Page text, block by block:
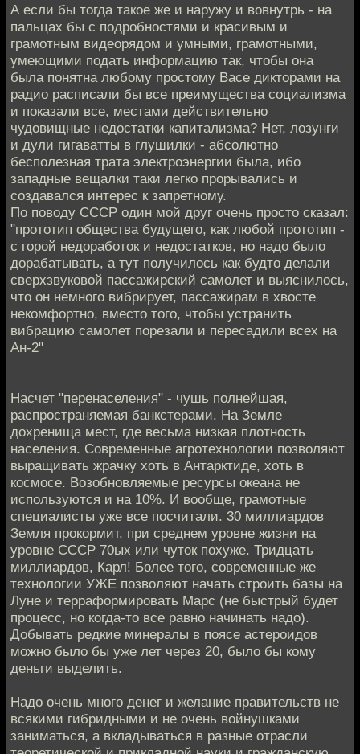
А если бы тогда такое же и наружу и вовнутрь - на
пальцах бы с подробностями и красивым и
грамотным видеорядом и умными, грамотными,
умеющими подать информацию так, чтобы она
была понятна любому простому Васе дикторами на
радио расписали бы все преимущества социализма
и показали все, местами действительно
чудовищные недостатки капитализма? Нет, лозунги
и дули гигаватты в глушилки - абсолютно
бесполезная трата электроэнергии была, ибо
западные вещалки таки легко прорывались и
создавался интерес к запретному.
По поводу СССР один мой друг очень просто сказал:
"прототип общества будущего, как любой прототип -
с горой недоработок и недостатков, но надо было
дорабатывать, а тут получилось как будто делали
сверхзвуковой пассажирский самолет и выяснилось,
что он немного вибрирует, пассажирам в хвосте
некомфортно, вместо того, чтобы устранить
вибрацию самолет порезали и пересадили всех на
Ан-2"
Насчет "перенаселения" - чушь полнейшая,
распространяемая банкстерами. На Земле
дохренища мест, где весьма низкая плотность
населения. Современные агротехнологии позволяют
выращивать жрачку хоть в Антарктиде, хоть в
космосе. Возобновляемые ресурсы океана не
используются и на 10%. И вообще, грамотные
специалисты уже все посчитали. 30 миллиардов
Земля прокормит, при среднем уровне жизни на
уровне СССР 70ых или чуток похуже. Тридцать
миллиардов, Карл! Более того, современные же
технологии УЖЕ позволяют начать строить базы на
Луне и терраформировать Марс (не быстрый будет
процесс, но когда-то все равно начинать надо).
Добывать редкие минералы в поясе астероидов
можно было бы уже лет через 20, было бы кому
деньги выделить.
Надо очень много денег и желание правительств не
всякими гибридными и не очень войнушками
заниматься, а вкладываться в разные отрасли